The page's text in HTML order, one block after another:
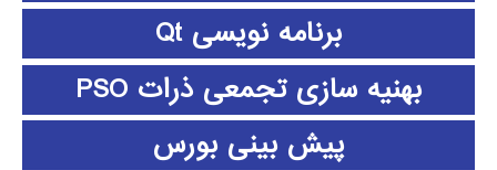
برنامه نویسی Qt
بهنیه سازی تجمعی ذرات PSO
پیش بینی بورس